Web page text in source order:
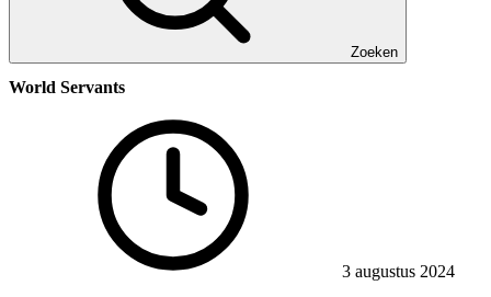
Zoeken
World Servants
3 augustus 2024